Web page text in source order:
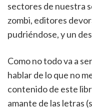
sectores de nuestra
zombi, editores
pudriéndose, y un
Como no todo va a
hablar de lo que no
contenido de este
amante de las letras